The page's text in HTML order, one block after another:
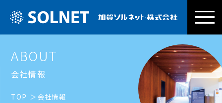
ABOUT
会社情報
TOP
会社情報